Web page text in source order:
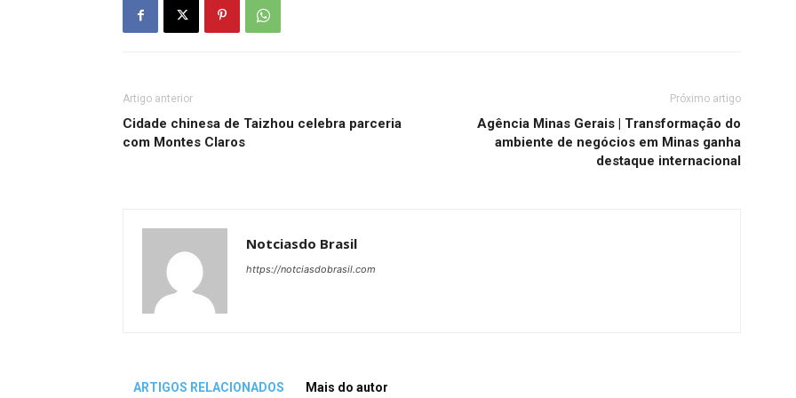
Artigo anterior
Cidade chinesa de Taizhou celebra parceria
com Montes Claros
Próximo artigo
Agência Minas Gerais | Transformação do
ambiente de negócios em Minas ganha
destaque internacional
Notciasdo Brasil
https://notciasdobrasil.com
ARTIGOS RELACIONADOS Mais do autor